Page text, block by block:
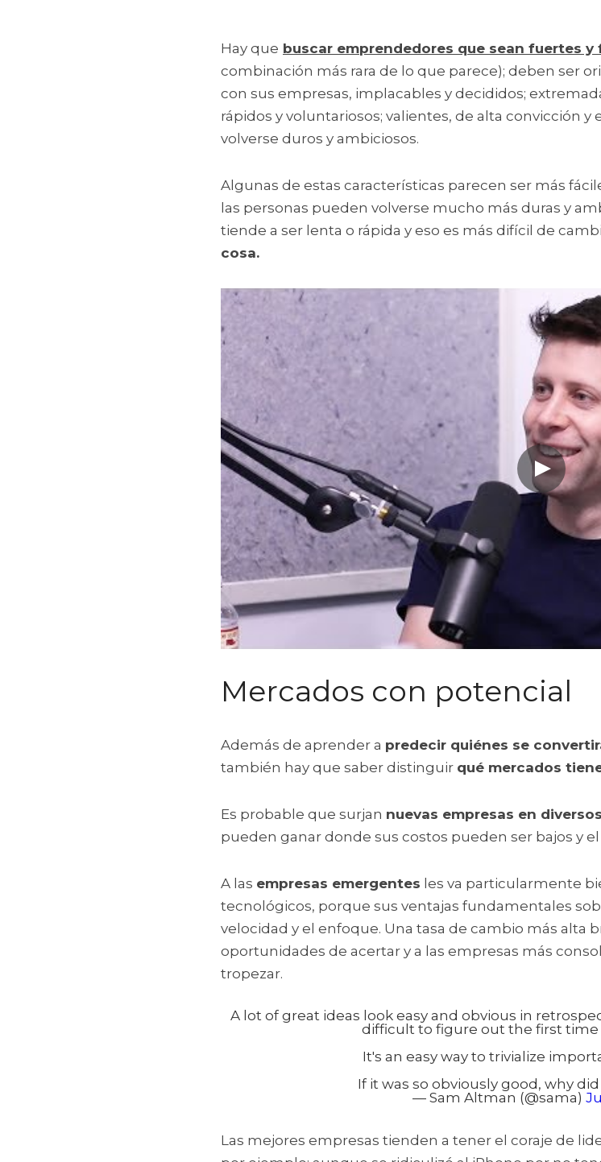
Hay que buscar emprendedores que sean fuertes y
combinación más rara de lo que parece); deben ser
con sus empresas, implacables y decididos;
rápidos y voluntariosos; valientes, de alta convicción y
volverse duros y ambiciosos.
Algunas de estas características parecen ser más
las personas pueden volverse mucho más duras y
tiende a ser lenta o rápida y eso es más difícil de
cosa.
Mercados con potencial
Además de aprender a predecir quiénes se
también hay que saber distinguir qué mercados
Es probable que surjan nuevas empresas en
pueden ganar donde sus costos pueden ser bajos y
A las empresas emergentes les va particularmente
tecnológicos, porque sus ventajas fundamentales
velocidad y el enfoque. Una tasa de cambio más alta
oportunidades de acertar y a las empresas más
tropezar.
A lot of great ideas look easy and obvious in
difficult to figure out the first time
It's an easy way to trivialize
If it was so obviously good, why
— Sam Altman (@sama)
Las mejores empresas tienden a tener el coraje de